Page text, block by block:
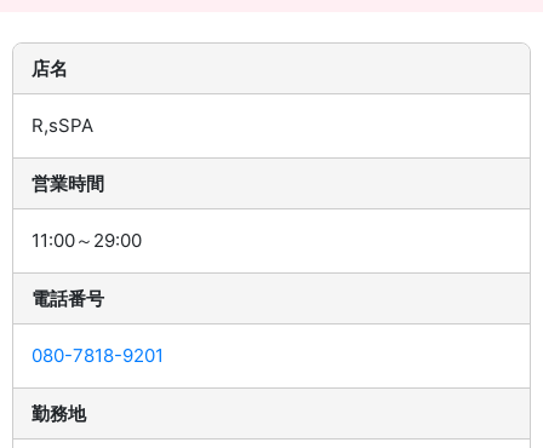
店名
R,sSPA
営業時間
11:00～29:00
電話番号
080-7818-9201
勤務地